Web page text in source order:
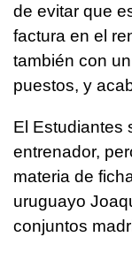
de evitar que
factura en el
también con
puestos, y
El Estudiantes
entrenador,
materia de
uruguayo
conjuntos